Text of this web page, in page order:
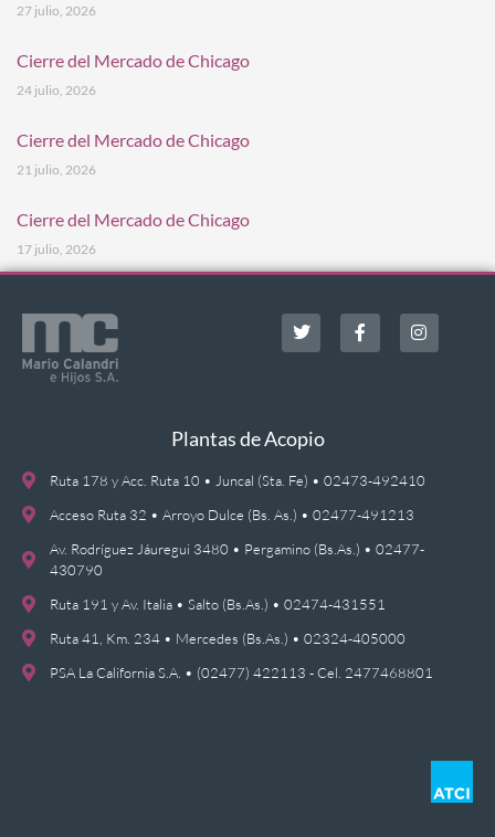
27 julio, 2026
Cierre del Mercado de Chicago
24 julio, 2026
Cierre del Mercado de Chicago
21 julio, 2026
Cierre del Mercado de Chicago
17 julio, 2026
Plantas de Acopio
Ruta 178 y Acc. Ruta 10 • Juncal (Sta. Fe) • 02473-492410
Acceso Ruta 32 • Arroyo Dulce (Bs. As.) • 02477-491213
Av. Rodríguez Jáuregui 3480 • Pergamino (Bs.As.) • 02477-
430790
Ruta 191 y Av. Italia • Salto (Bs.As.) • 02474-431551
Ruta 41, Km. 234 • Mercedes (Bs.As.) • 02324-405000
PSA La California S.A. • (02477) 422113 - Cel. 2477468801